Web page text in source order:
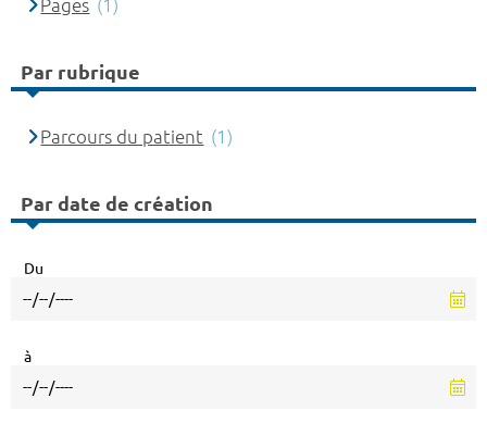
Pages (1)
Par rubrique
Parcours du patient (1)
Par date de création
Du
à